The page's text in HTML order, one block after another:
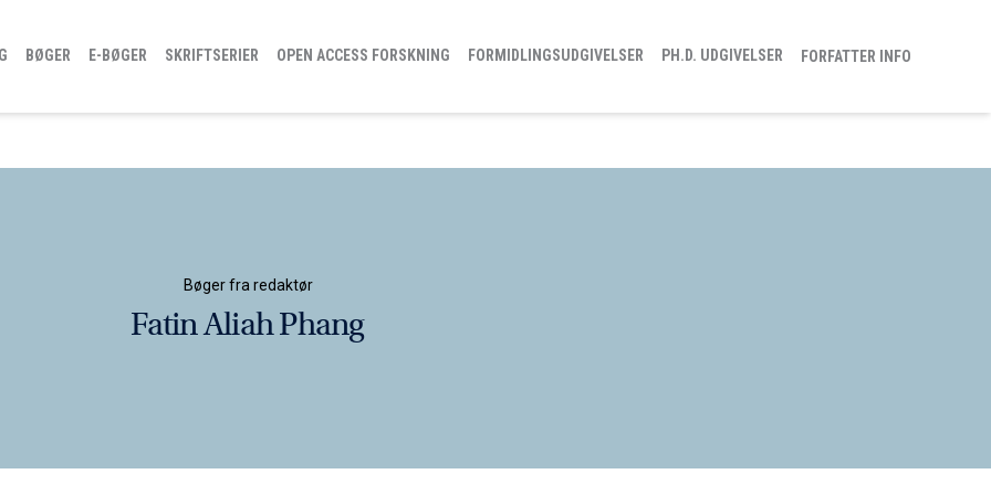
BØGER E-BØGER SKRIFTSERIER OPEN ACCESS FORSKNING FORMIDLINGSUDGIVELSER PH.D. UDGIVELSER FORFATTER INFO
Bøger fra redaktør
Fatin Aliah Phang